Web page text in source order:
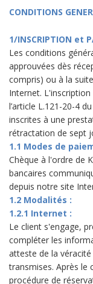
CONDITIONS
1/INSCRIPTION et
Les conditions
approuvées dès
compris) ou à la
Internet.
l’article L.121-20-4
inscrites à une
rétractation de sept
1.1 Modes de
Chèque à l'ordre de
bancaires
depuis notre site
1.2 Modalités :
1.2.1 Internet :
Le client s'engage,
compléter les
atteste de la
transmises. Après le
procédure de